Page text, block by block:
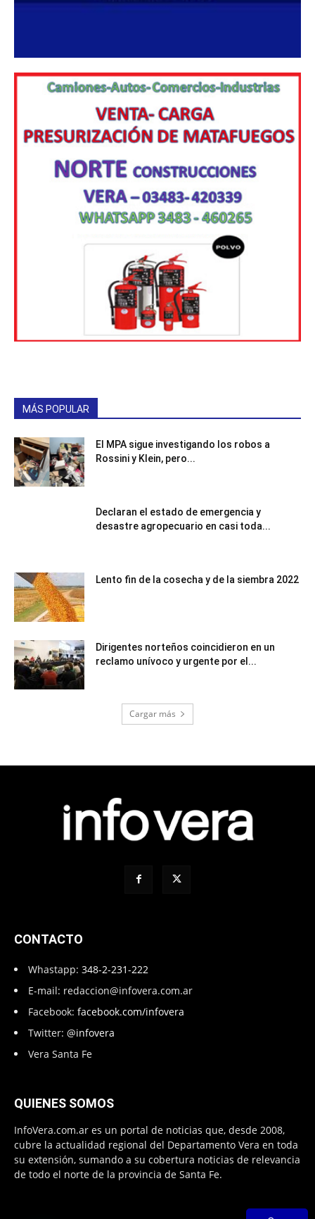
MÁS POPULAR
El MPA sigue investigando los robos a
Rossini y Klein, pero...
Declaran el estado de emergencia y
desastre agropecuario en casi toda...
Lento fin de la cosecha y de la siembra 2022
Dirigentes norteños coincidieron en un
reclamo unívoco y urgente por el...
Cargar más
CONTACTO
Whastapp: 348-2-231-222
E-mail: redaccion@infovera.com.ar
Facebook: facebook.com/infovera
Twitter: @infovera
Vera Santa Fe
QUIENES SOMOS
InfoVera.com.ar es un portal de noticias que, desde 2008,
cubre la actualidad regional del Departamento Vera en toda
su extensión, sumando a su cobertura noticias de relevancia
de todo el norte de la provincia de Santa Fe.